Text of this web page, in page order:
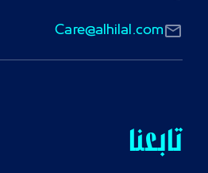
Care@alhilal.com
تابعنا